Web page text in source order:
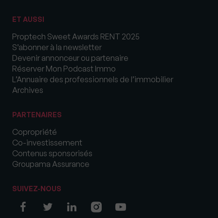
ET AUSSI
Proptech Sweet Awards RENT 2025
S’abonner à la newsletter
Devenir annonceur ou partenaire
Réserver Mon Podcast Immo
L’Annuaire des professionnels de l’immobilier
Archives
PARTENAIRES
Copropriété
Co-investissement
Contenus sponsorisés
Groupama Assurance
SUIVEZ-NOUS